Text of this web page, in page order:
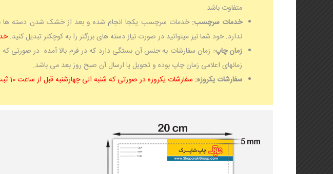
متفاوت باشد.
خدمات سرچسب:
ندارد. خود شما نیز میتوانید در صورت نیاز دسته های بزرگتر را به کوچکتر تبدیل کنید.خدمات
زمان چاپ: زمان سفارشات به جنس آن بستگی دارد که در فرم بالا آمده. در صورتی
زمانهای اعلامی زمان چاپ بوده و تحویل یا ارسال آن صبح روز بعد می باشد.
سفارشات یکروزه: سفارشات یکروزه در صورتی که شنبه الی چهارشنبه قبل از ساعت 10 ثبت شود، روز بعد ساعت 16 آماده خواهد بود.